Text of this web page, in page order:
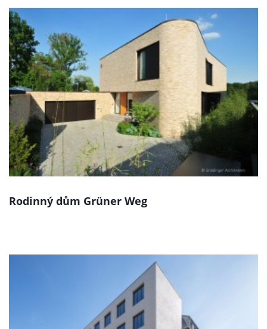
Rodinný dům Grüner Weg